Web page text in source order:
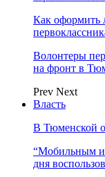
Как оформить
Волонтеры
на фронт в
Prev Next
Власть
В Тюменской
“Мобильным
дня